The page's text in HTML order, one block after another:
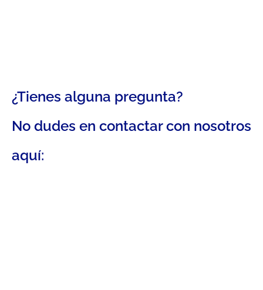
¿Tienes alguna pregunta?
No dudes en contactar con nosotros
aquí: